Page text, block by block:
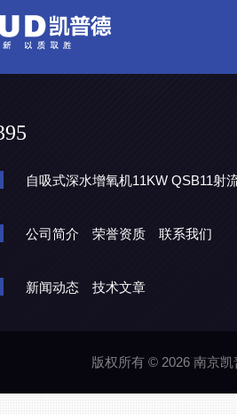
自吸式深水增氧机11KW QSB11射
公司简介 荣誉资质 联系我们
新闻动态 技术文章
版权所有 © 2026 南京